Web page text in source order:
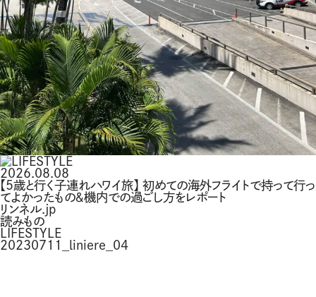
2026.08.08
【5歳と行く子連れハワイ旅】 初めての海外フライトで持って行っ
てよかったもの＆機内での過ごし方をレポート
リンネル.jp
読みもの
LIFESTYLE
20230711_liniere_04